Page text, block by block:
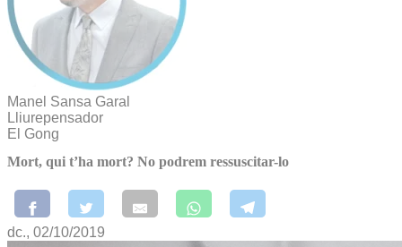
Manel Sansa Garal
Lliurepensador
El Gong
Mort, qui t’ha mort? No podrem ressuscitar-lo
dc., 02/10/2019